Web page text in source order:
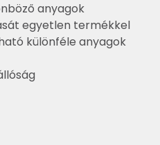
anyagok
egyetlen termékkel
különféle anyagok